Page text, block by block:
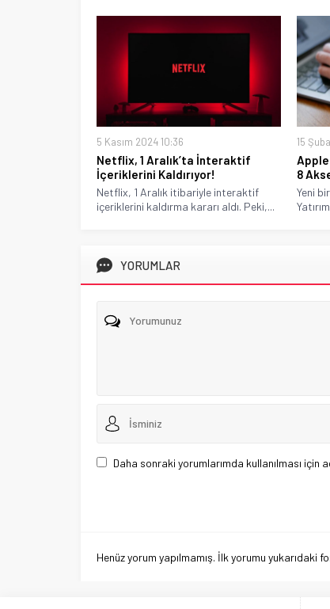
5 Kasım 2024 10:36
Netflix, 1 Aralık’ta İnteraktif
İçeriklerini Kaldırıyor!
Netflix, 1 Aralık itibariyle interaktif
içeriklerini kaldırma kararı aldı. Peki,...
15
Apple
8
Yeni
YORUMLAR
Daha sonraki yorumlarımda kullanılması
Henüz yorum yapılmamış. İlk yorumu yukarıdaki